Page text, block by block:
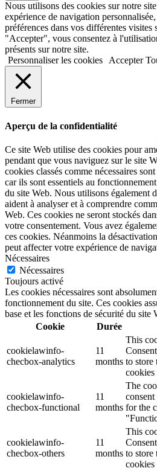
Nous utilisons des cookies sur notre
expérience de navigation
préférences dans vos différentes
"Accepter", vous consentez à
présents sur notre site.
Personnaliser les cookies
Accepter
Fermer
Aperçu de la confidentialité
Ce site Web utilise des cookies pour
pendant que vous naviguez sur le site
cookies classés comme nécessaires
car ils sont essentiels au
du site Web. Nous utilisons également
aident à analyser et à comprendre
Web. Ces cookies ne seront stockés
votre consentement. Vous avez
ces cookies. Néanmoins la
peut affecter votre expérience de
Nécessaires
Nécessaires
Toujours activé
Les cookies nécessaires sont
fonctionnement du site. Ces cookies
base et les fonctions de sécurité du site
Cookie
Durée
cookielawinfo-
checbox-analytics
11
months
This
to store
cookielawinfo-
checbox-functional
11
months
The
for the
cookielawinfo-
checbox-others
11
months
This
to store
cookies